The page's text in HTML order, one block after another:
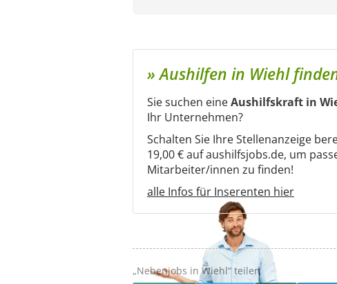
» Aushilfen in Wiehl
Sie suchen eineAushilfskraft in
Ihr Unternehmen?
Schalten Sie Ihre Stellenanzeige
19,00 € auf aushilfsjobs.de, um
Mitarbeiter/innen zu finden!
alle Infos für Inserenten hier
„Nebenjobs inWiehl“ teilen